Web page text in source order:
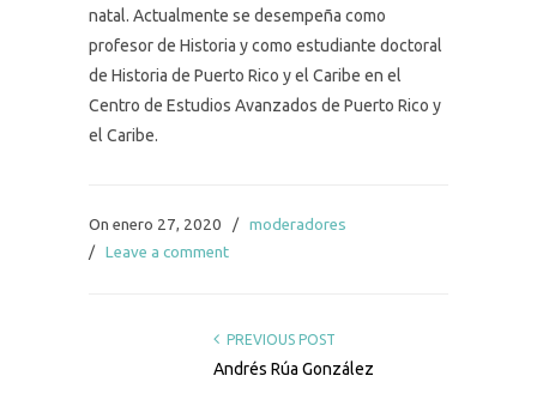
natal. Actualmente se desempeña como
profesor de Historia y como estudiante doctoral
de Historia de Puerto Rico y el Caribe en el
Centro de Estudios Avanzados de Puerto Rico y
el Caribe.
On enero 27, 2020 / moderadores
/ Leave a comment
PREVIOUS POST
Andrés Rúa González